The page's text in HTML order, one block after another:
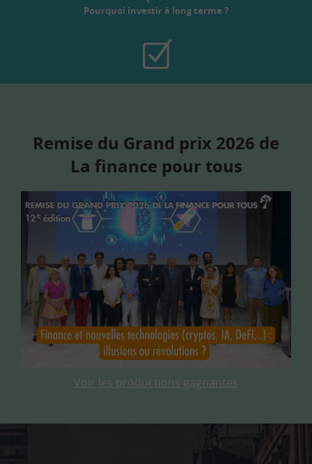
Pourquoi investir à long terme ?
Remise du Grand prix 2026 de
La finance pour tous
Voir les productions gagnantes